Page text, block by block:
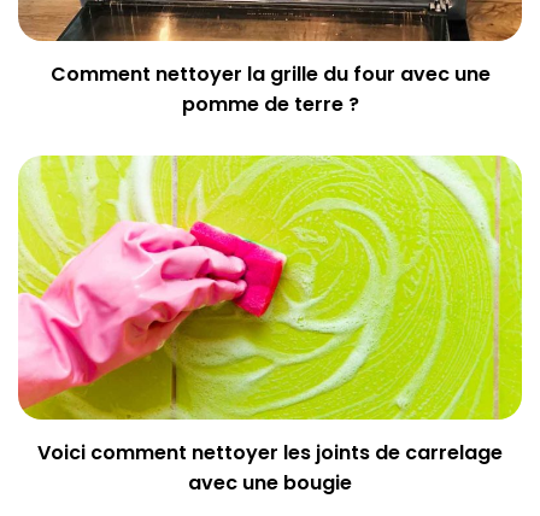
Comment nettoyer la grille du four avec une
pomme de terre ?
Voici comment nettoyer les joints de carrelage
avec une bougie